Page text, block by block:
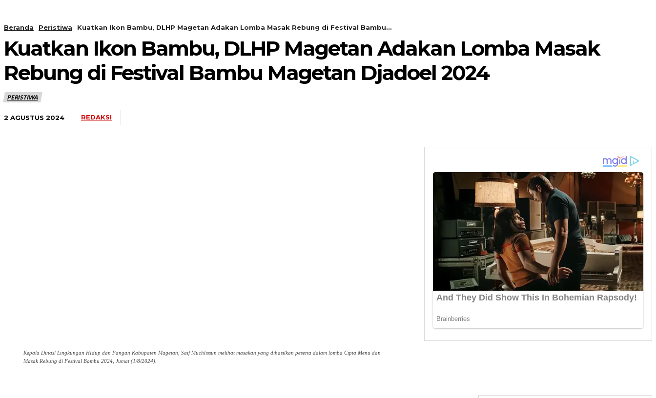
Beranda Peristiwa Kuatkan Ikon Bambu, DLHP Magetan Adakan Lomba Masak Rebung di Festival Bambu...
Kuatkan Ikon Bambu, DLHP Magetan Adakan Lomba Masak
Rebung di Festival Bambu Magetan Djadoel 2024
PERISTIWA
2 AGUSTUS 2024 REDAKSI
Kepala Dinasl Lingkungan HIdup dan Pangan Kabupaten Magetan, Saif Muchlissun melihat masakan yang dihasilkan peserta dalam lomba Cipta Menu dan
Masak Rebung di Festival Bambu 2024, Jumat (1/8/2024).